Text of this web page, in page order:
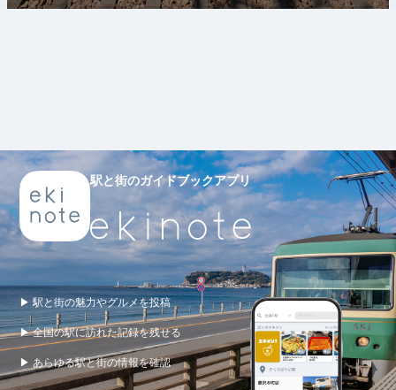
駅と街のガイドブックアプリ
▶ 駅と街の魅力やグルメを投稿
▶ 全国の駅に訪れた記録を残せる
▶ あらゆる駅と街の情報を確認